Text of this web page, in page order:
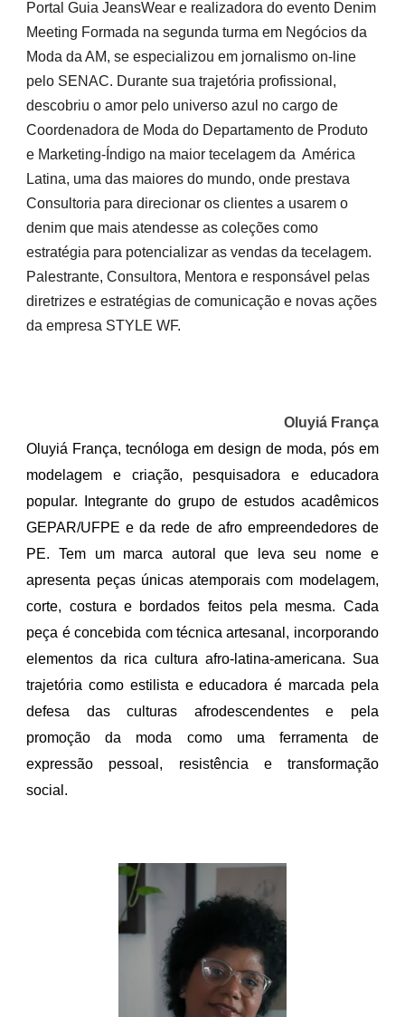
Portal Guia JeansWear e realizadora do evento Denim
Meeting Formada na segunda turma em Negócios da
Moda da AM, se especializou em jornalismo on-line
pelo SENAC. Durante sua trajetória profissional,
descobriu o amor pelo universo azul no cargo de
Coordenadora de Moda do Departamento de Produto
e Marketing-Índigo na maior tecelagem da América
Latina, uma das maiores do mundo, onde prestava
Consultoria para direcionar os clientes a usarem o
denim que mais atendesse as coleções como
estratégia para potencializar as vendas da tecelagem.
Palestrante, Consultora, Mentora e responsável pelas
diretrizes e estratégias de comunicação e novas ações
da empresa STYLE WF.
Oluyiá França
Oluyiá França, tecnóloga em design de moda, pós em
modelagem e criação, pesquisadora e educadora
popular. Integrante do grupo de estudos acadêmicos
GEPAR/UFPE e da rede de afro empreendedores de
PE. Tem um marca autoral que leva seu nome e
apresenta peças únicas atemporais com modelagem,
corte, costura e bordados feitos pela mesma. Cada
peça é concebida com técnica artesanal, incorporando
elementos da rica cultura afro-latina-americana. Sua
trajetória como estilista e educadora é marcada pela
defesa das culturas afrodescendentes e pela
promoção da moda como uma ferramenta de
expressão pessoal, resistência e transformação
social.